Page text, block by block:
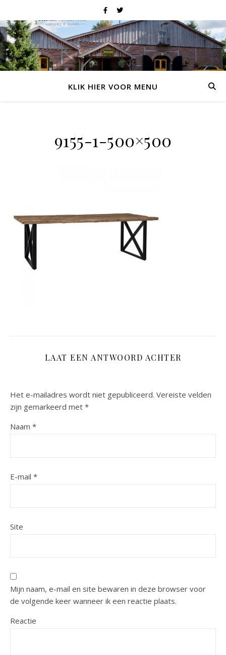
KLIK HIER VOOR MENU
9155-1-500×500
LAAT EEN ANTWOORD ACHTER
Het e-mailadres wordt niet gepubliceerd. Vereiste velden
zijn gemarkeerd met *
Naam *
E-mail *
Site
Mijn naam, e-mail en site bewaren in deze browser voor
de volgende keer wanneer ik een reactie plaats.
Reactie